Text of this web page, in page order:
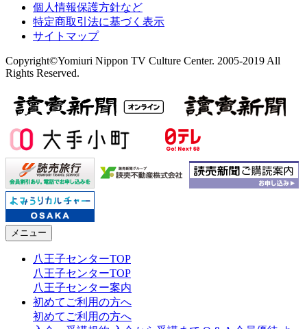
個人情報保護方針など
特定商取引法に基づく表示
サイトマップ
Copyright©Yomiuri Nippon TV Culture Center. 2005-2019 All
Rights Reserved.
メニュー
八王子センターTOP
八王子センターTOP
八王子センター案内
初めてご利用の方へ
初めてご利用の方へ